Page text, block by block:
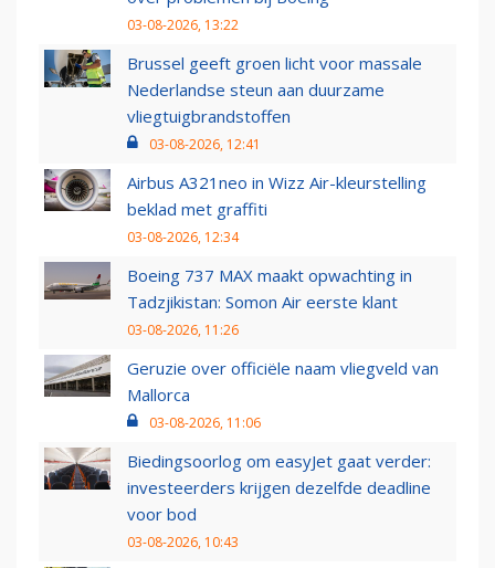
03-08-2026, 13:22
Brussel geeft groen licht voor massale
Nederlandse steun aan duurzame
vliegtuigbrandstoffen
03-08-2026, 12:41
Airbus A321neo in Wizz Air-kleurstelling
beklad met graffiti
03-08-2026, 12:34
Boeing 737 MAX maakt opwachting in
Tadzjikistan: Somon Air eerste klant
03-08-2026, 11:26
Geruzie over officiële naam vliegveld van
Mallorca
03-08-2026, 11:06
Biedingsoorlog om easyJet gaat verder:
investeerders krijgen dezelfde deadline
voor bod
03-08-2026, 10:43